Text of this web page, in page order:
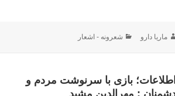
نویسنده
ماریا دارو دسته‌ها
شعرونه - اشعار
بازی با سرنوشت مردم و
: مهرالدین مشید